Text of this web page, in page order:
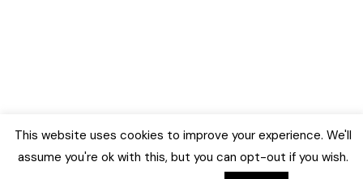
This website uses cookies to improve your experience. We'll
assume you're ok with this, but you can opt-out if you wish.